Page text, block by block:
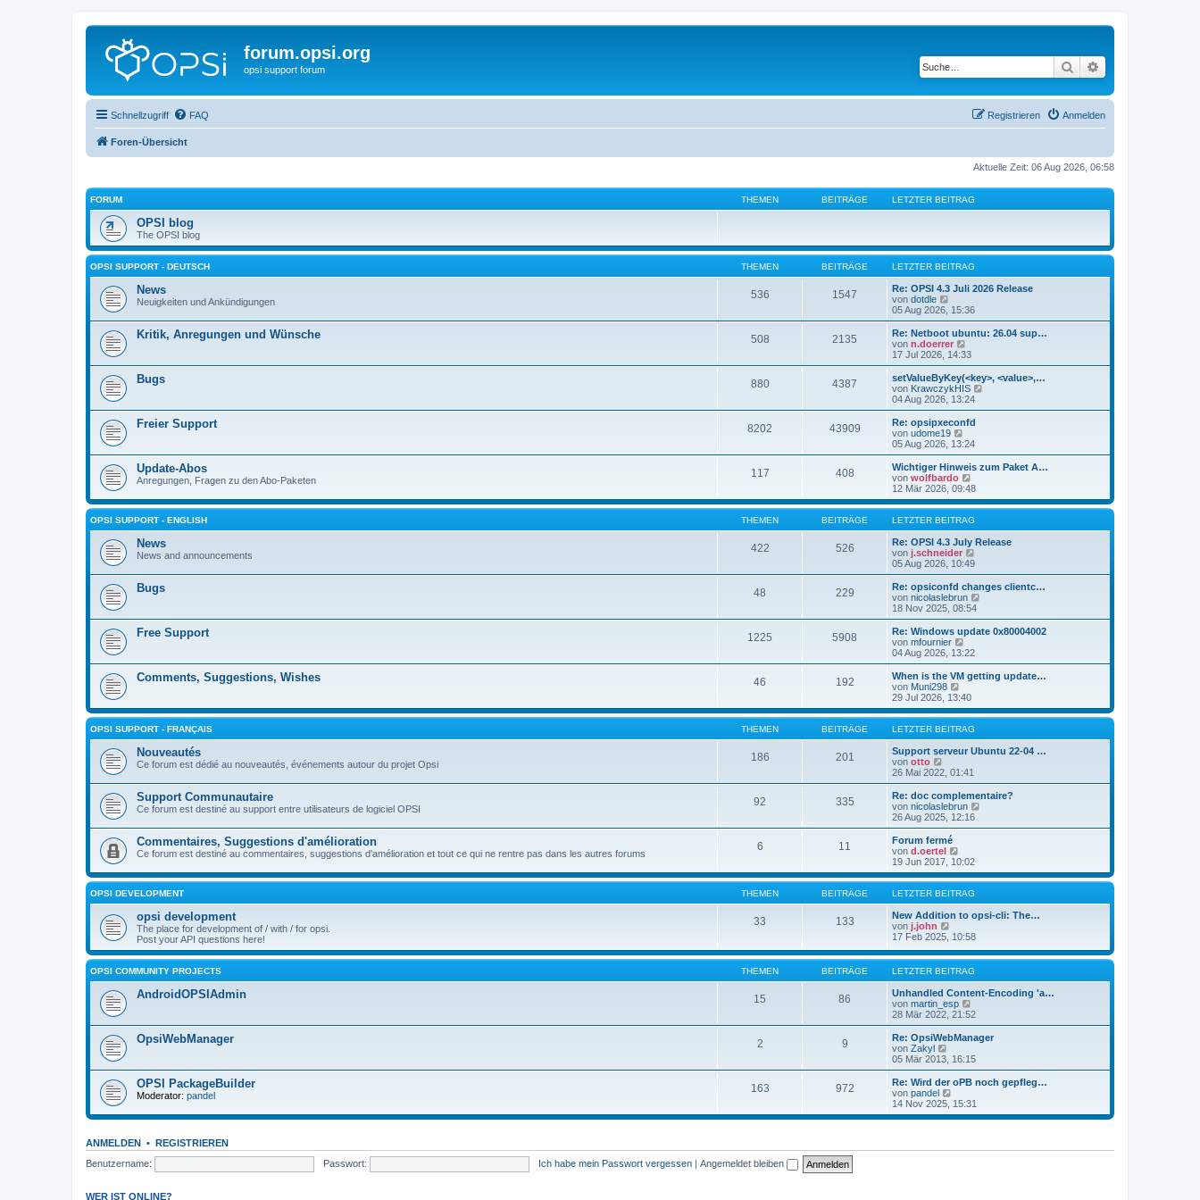
forum.opsi.org
opsi support forum Suche
Schnellzugriff FAQ Anmelden
Registrieren
Foren-Übersicht
Aktuelle Zeit: 06 Aug 2026, 06:58
FORUM THEMEN BEITRÄGE LETZTER BEITRAG
OPSI blog
The OPSI blog
OPSI SUPPORT - DEUTSCH THEMEN BEITRÄGE LETZTER BEITRAG
News
Neuigkeiten und Ankündigungen
536 1547
Re: OPSI 4.3 Juli 2026 Release
von dotdle
e
u
e
s
t
r
B
e
r
a
g
05 Aug 2026, 15:36
Kritik, Anregungen und Wünsche 508 2135
Re: Netboot ubuntu: 26.04 sup…
von n.doerrer
e
u
e
s
t
r
B
e
i
r
a
g
17 Jul 2026, 14:33
Bugs 880 4387
setValueByKey(<key>, <value>,…
von KrawczykHIS
u
B
t
g
04 Aug 2026, 13:24
Freier Support 8202 43909
Re: opsipxeconfd
von udome19
e
u
e
s
t
r
B
e
i
t
r
g
05 Aug 2026, 13:24
Update-Abos
Anregungen, Fragen zu den Abo-Paketen
117 408
Wichtiger Hinweis zum Paket A…
von wolfbardo
e
u
e
s
t
e
r
B
e
i
t
r
g
12 Mär 2026, 09:48
OPSI SUPPORT - ENGLISH THEMEN BEITRÄGE LETZTER BEITRAG
News
News and announcements
422 526
Re: OPSI 4.3 July Release
von j.schneider
u
e
s
t
B
r
05 Aug 2026, 10:49
Bugs 48 229
Re: opsiconfd changes clientc…
von nicolaslebrun
u
e
r
B
t
18 Nov 2025, 08:54
Free Support 1225 5908
Re: Windows update 0x80004002
von mfournier
e
u
e
s
t
r
B
e
i
r
04 Aug 2026, 13:22
Comments, Suggestions, Wishes 46 192
When is the VM getting update…
von Muni298
e
u
e
s
t
e
B
e
i
t
r
29 Jul 2026, 13:40
OPSI SUPPORT - FRANÇAIS THEMEN BEITRÄGE LETZTER BEITRAG
Nouveautés
Ce forum est dédié au nouveautés, événements autour du projet Opsi
186 201
Support serveur Ubuntu 22-04 …
von otto
e
u
e
s
t
e
B
e
t
r
a
g
26 Mai 2022, 01:41
Support Communautaire
Ce forum est destiné au support entre utilisateurs de logiciel OPSI
92 335
Re: doc complementaire?
von nicolaslebrun
u
r
e
i
g
26 Aug 2025, 12:16
Commentaires, Suggestions d'amélioration
Ce forum est destiné au commentaires, suggestions d'amélioration et tout ce qui ne rentre pas dans les autres forums
6 11
Forum fermé
von d.oertel
e
u
e
s
t
e
B
i
t
a
g
19 Jun 2017, 10:02
OPSI DEVELOPMENT THEMEN BEITRÄGE LETZTER BEITRAG
opsi development
The place for development of / with / for opsi.
Post your API questions here!
33 133
New Addition to opsi-cli: The…
von j.john
e
e
s
e
r
B
e
t
r
a
g
17 Feb 2025, 10:58
OPSI COMMUNITY PROJECTS THEMEN BEITRÄGE LETZTER BEITRAG
AndroidOPSIAdmin 15 86
Unhandled Content-Encoding 'a…
von martin_esp
e
u
e
t
B
e
i
t
g
28 Mär 2022, 21:52
OpsiWebManager 2 9
Re: OpsiWebManager
von Zakyl
e
u
e
s
t
e
r
i
05 Mär 2013, 16:15
OPSI PackageBuilder
Moderator: pandel
163 972
Re: Wird der oPB noch gepfleg…
von pandel
e
u
14 Nov 2025, 15:31
ANMELDEN • REGISTRIEREN
Benutzername:
Passwort: Ich habe mein Passwort vergessen | Angemeldet bleiben
WER IST ONLINE?